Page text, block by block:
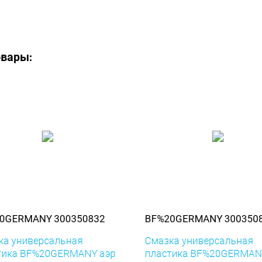
300350832
универсальная
BF%20GERMANY аэр
BF%20GERMANY
Смазка универсальная
пластика